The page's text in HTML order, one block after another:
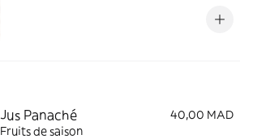
Jus Panaché
40,00 MAD
Fruits de saison